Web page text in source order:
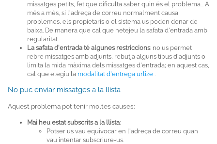
missatges petits, fet que dificulta saber quin és el problema... A
més a més, si l'adreça de correu normalment causa
problemes, els propietaris o el sistema us poden donar de
baixa. De manera que cal que netejeu la safata d'entrada amb
regularitat.
La safata d'entrada té algunes restriccions: no us permet
rebre missatges amb adjunts, rebutja alguns tipus d'adjunts o
limita la mida màxima dels missatges d'entrada; en aquest cas,
cal que elegiu la modalitat d'entrega urlize .
No puc enviar missatges a la llista
Aquest problema pot tenir moltes causes:
Mai heu estat subscrits a la llista:
Potser us vau equivocar en l'adreça de correu quan
vau intentar subscriure-us.